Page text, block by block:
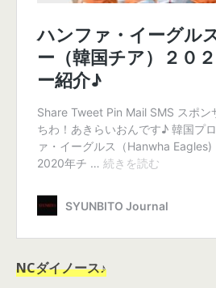
NCダイノース♪